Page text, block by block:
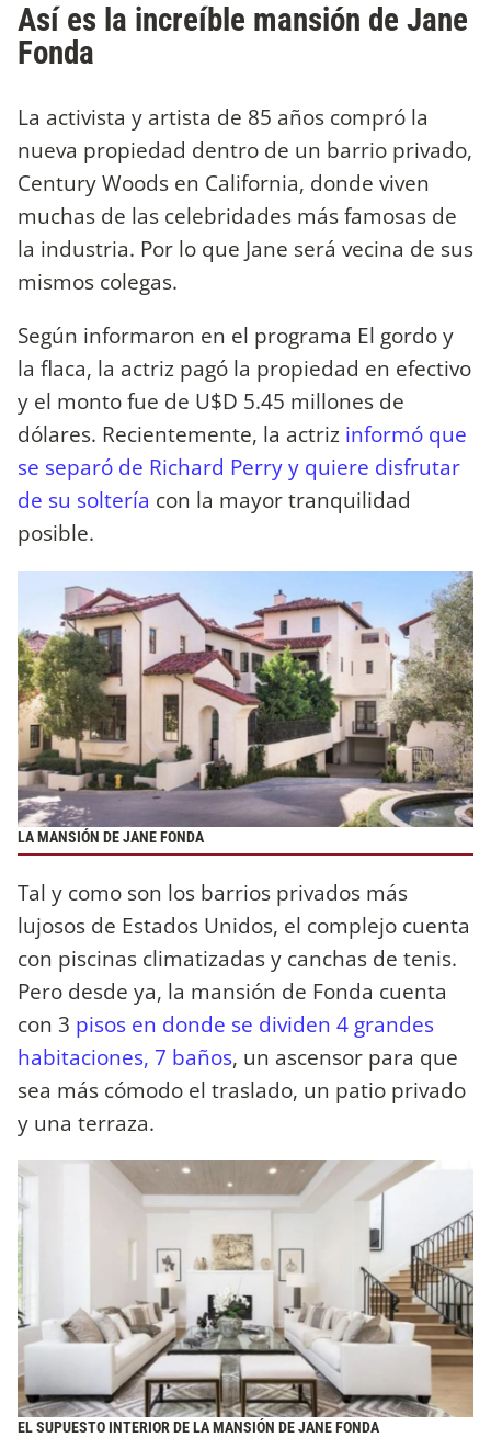
Así es la increíble mansión de Jane
Fonda
La activista y artista de 85 años compró la
nueva propiedad dentro de un barrio privado,
Century Woods en California, donde viven
muchas de las celebridades más famosas de
la industria. Por lo que Jane será vecina de sus
mismos colegas.
Según informaron en el programa El gordo y
la flaca, la actriz pagó la propiedad en efectivo
y el monto fue de U$D 5.45 millones de
dólares. Recientemente, la actriz informó que
se separó de Richard Perry y quiere disfrutar
de su soltería con la mayor tranquilidad
posible.
LA MANSIÓN DE JANE FONDA
Tal y como son los barrios privados más
lujosos de Estados Unidos, el complejo cuenta
con piscinas climatizadas y canchas de tenis.
Pero desde ya, la mansión de Fonda cuenta
con 3 pisos en donde se dividen 4 grandes
habitaciones, 7 baños, un ascensor para que
sea más cómodo el traslado, un patio privado
y una terraza.
EL SUPUESTO INTERIOR DE LA MANSIÓN DE JANE FONDA